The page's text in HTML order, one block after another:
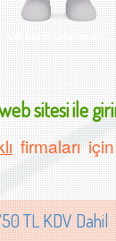
Web Tasarımı Çankırı Yapraklı
sitesi ile
firmaları
TL KDV Dahil